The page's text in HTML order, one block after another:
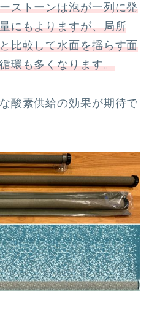
ストーンは泡が一列に発
にもよりますが、局所
比較して水面を揺らす面
環も多くなります。
酸素供給の効果が期待で